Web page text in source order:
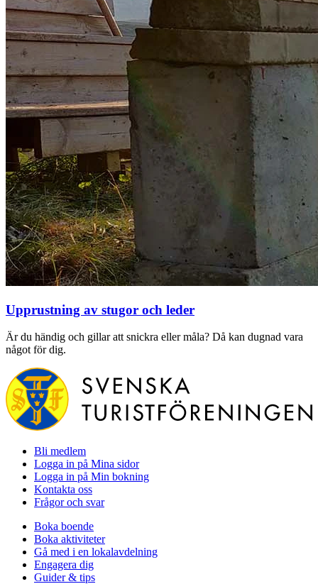
Upprustning av stugor och leder
Är du händig och gillar att snickra eller måla? Då kan dugnad vara
något för dig.
Bli medlem
Logga in på Mina sidor
Logga in på Min bokning
Kontakta oss
Frågor och svar
Boka boende
Boka aktiviteter
Gå med i en lokalavdelning
Engagera dig
Guider & tips